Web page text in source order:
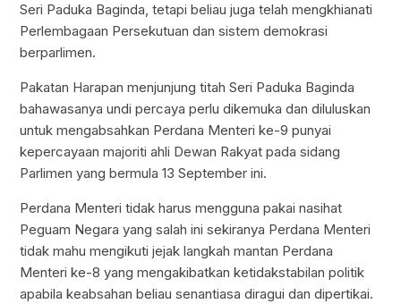
Seri Paduka Baginda, tetapi beliau juga telah mengkhianati
Perlembagaan Persekutuan dan sistem demokrasi
berparlimen.
Pakatan Harapan menjunjung titah Seri Paduka Baginda
bahawasanya undi percaya perlu dikemuka dan diluluskan
untuk mengabsahkan Perdana Menteri ke-9 punyai
kepercayaan majoriti ahli Dewan Rakyat pada sidang
Parlimen yang bermula 13 September ini.
Perdana Menteri tidak harus mengguna pakai nasihat
Peguam Negara yang salah ini sekiranya Perdana Menteri
tidak mahu mengikuti jejak langkah mantan Perdana
Menteri ke-8 yang mengakibatkan ketidakstabilan politik
apabila keabsahan beliau senantiasa diragui dan dipertikai.